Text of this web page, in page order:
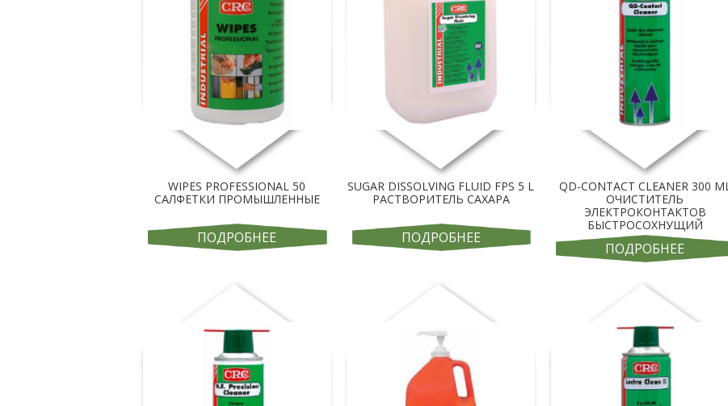
WIPES PROFESSIONAL 50
САЛФЕТКИ ПРОМЫШЛЕННЫЕ
ПОДРОБНЕЕ
SUGAR DISSOLVING FLUID FPS 5 L
РАСТВОРИТЕЛЬ САХАРА
ПОДРОБНЕЕ
QD-CONTACT CLEANER 300 ML
ОЧИСТИТЕЛЬ
ЭЛЕКТРОКОНТАКТОВ
БЫСТРОСОХНУЩИЙ
ПОДРОБНЕЕ